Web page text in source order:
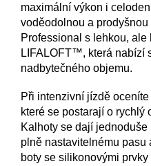
maximální výkon i
voděodolnou a
Professional s lehkou,
LIFALOFT™, která nabízí
nadbytečného objemu.
Při intenzivní jízdě
které se postarají o rychlý
Kalhoty se dají
plně nastavitelnému pasu
boty se silikonovými